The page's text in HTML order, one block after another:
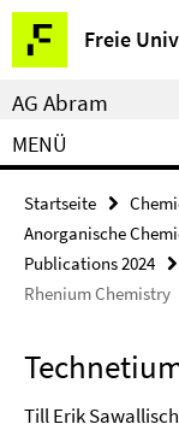
Springe
direkt
zu
Inhalt
Freie
Service-
Navigation
AG Abram
MENÜ
Startseite
Anorganische
Publications 2024
Rhenium Chemistry
Till Erik